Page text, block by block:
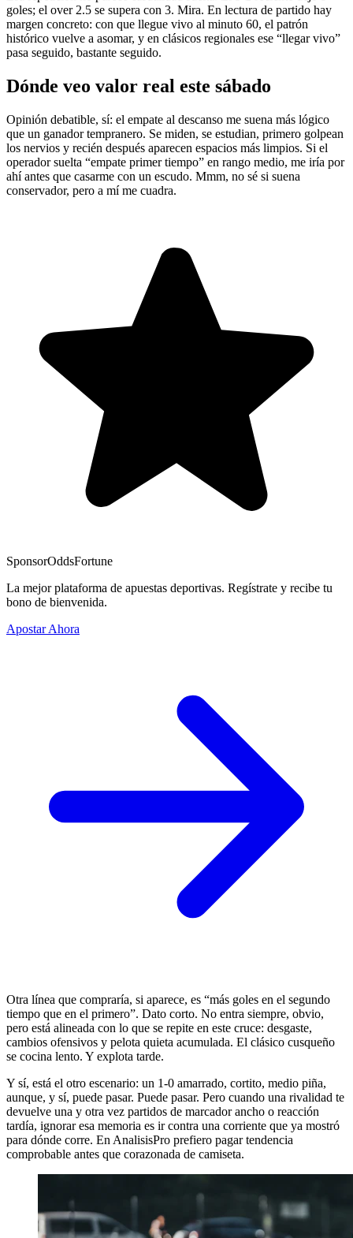
goles; el over 2.5 se supera con 3. Mira. En lectura de partido hay
margen concreto: con que llegue vivo al minuto 60, el patrón
histórico vuelve a asomar, y en clásicos regionales ese “llegar vivo”
pasa seguido, bastante seguido.
Dónde veo valor real este sábado
Opinión debatible, sí: el empate al descanso me suena más lógico
que un ganador tempranero. Se miden, se estudian, primero golpean
los nervios y recién después aparecen espacios más limpios. Si el
operador suelta “empate primer tiempo” en rango medio, me iría por
ahí antes que casarme con un escudo. Mmm, no sé si suena
conservador, pero a mí me cuadra.
SponsorOddsFortune
La mejor plataforma de apuestas deportivas. Regístrate y recibe tu
bono de bienvenida.
Apostar Ahora
Otra línea que compraría, si aparece, es “más goles en el segundo
tiempo que en el primero”. Dato corto. No entra siempre, obvio,
pero está alineada con lo que se repite en este cruce: desgaste,
cambios ofensivos y pelota quieta acumulada. El clásico cusqueño
se cocina lento. Y explota tarde.
Y sí, está el otro escenario: un 1-0 amarrado, cortito, medio piña,
aunque, y sí, puede pasar. Puede pasar. Pero cuando una rivalidad te
devuelve una y otra vez partidos de marcador ancho o reacción
tardía, ignorar esa memoria es ir contra una corriente que ya mostró
para dónde corre. En AnalisisPro prefiero pagar tendencia
comprobable antes que corazonada de camiseta.